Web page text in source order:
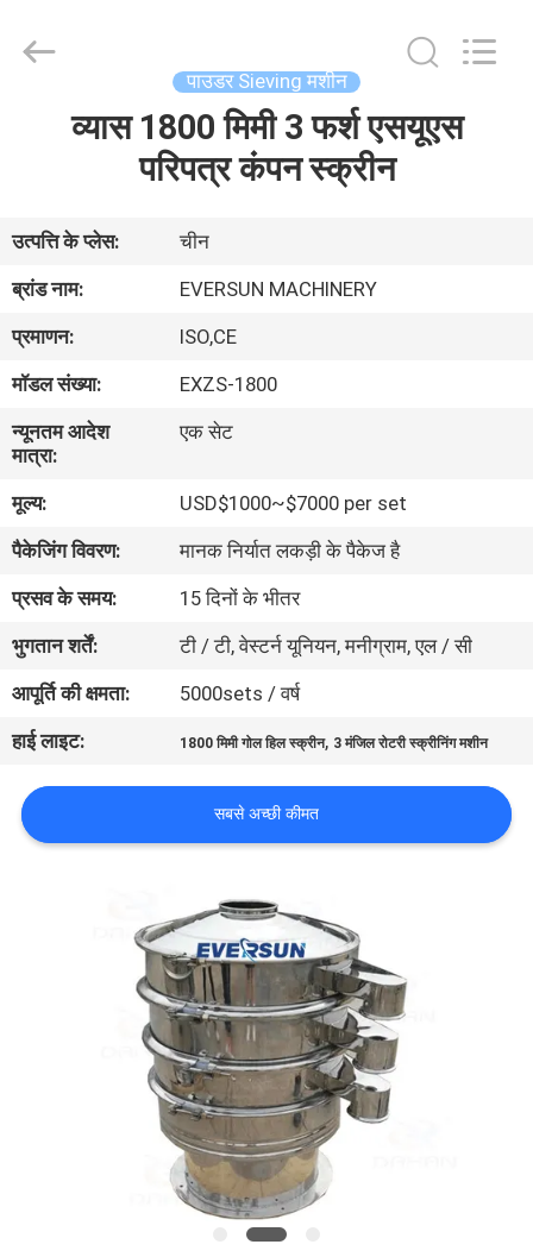
वीआर
दिखाएँ
हमारे
बारे
कारखाना
भ्रमण
गुणवत्ता
नियंत्रण
संपर्क
करें
पाउडर Sieving मशीन
व्यास 1800 मिमी 3 फर्श एसयूएस
परिपत्र कंपन स्क्रीन
उत्पत्ति के प्लेस:
चीन
ब्रांड नाम:
EVERSUN MACHINERY
प्रमाणन:
ISO,CE
मॉडल संख्या:
EXZS-1800
न्यूनतम आदेश
मात्रा:
एक सेट
मूल्य:
USD$1000~$7000 per set
पैकेजिंग विवरण:
मानक निर्यात लकड़ी के पैकेज है
प्रसव के समय:
15 दिनों के भीतर
भुगतान शर्तें:
टी / टी, वेस्टर्न यूनियन, मनीग्राम, एल / सी
आपूर्ति की क्षमता:
5000sets / वर्ष
हाई लाइट:
1800 मिमी गोल हिल स्क्रीन, 3 मंजिल रोटरी स्क्रीनिंग मशीन
सबसे अच्छी कीमत